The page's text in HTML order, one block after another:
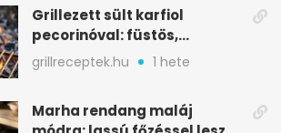
Grillezett sült karfiol
pecorinóval: füstös,
karamellizált nyári kedvenc
grillreceptek.hu 1 hete
Marha rendang maláj